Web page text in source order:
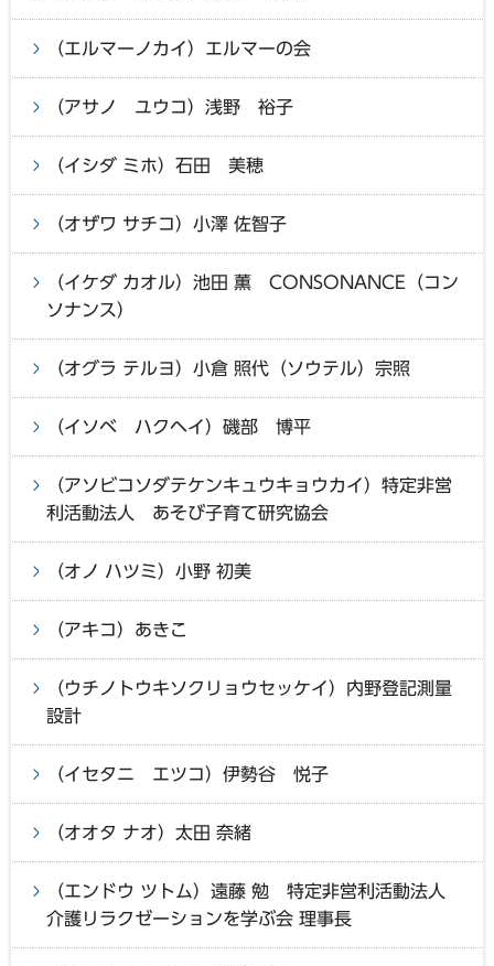
（エルマーノカイ）エルマーの会
（アサノ ユウコ）浅野 裕子
（イシダ ミホ）石田 美穂
（オザワ サチコ）小澤 佐智子
（イケダ カオル）池田 薫 CONSONANCE（コン
ソナンス）
（オグラ テルヨ）小倉 照代（ソウテル）宗照
（イソベ ハクヘイ）磯部 博平
（アソビコソダテケンキュウキョウカイ）特定非営
利活動法人 あそび子育て研究協会
（オノ ハツミ）小野 初美
（アキコ）あきこ
（ウチノトウキソクリョウセッケイ）内野登記測量
設計
（イセタニ エツコ）伊勢谷 悦子
（オオタ ナオ）太田 奈緒
（エンドウ ツトム）遠藤 勉 特定非営利活動法人
介護リラクゼーションを学ぶ会 理事長